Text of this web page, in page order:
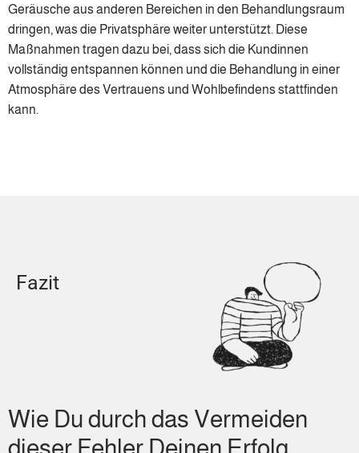
Geräusche aus anderen Bereichen in den Behandlungsraum
dringen, was die Privatsphäre weiter unterstützt. Diese
Maßnahmen tragen dazu bei, dass sich die Kundinnen
vollständig entspannen können und die Behandlung in einer
Atmosphäre des Vertrauens und Wohlbefindens stattfinden
kann.
Fazit
Wie Du durch das Vermeiden